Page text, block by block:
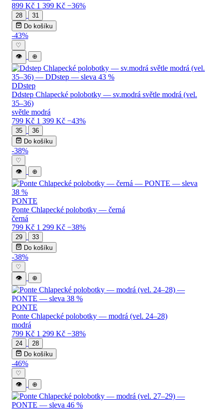
899 Kč 1 399 Kč −36%
28
31
Do košíku
-43%
♡
👁
⊕
DDstep
Ddstep Chlapecké polobotky — sv.modrá světle modrá (vel.
35–36)
světle modrá
799 Kč 1 399 Kč −43%
35
36
Do košíku
-38%
♡
👁
⊕
PONTE
Ponte Chlapecké polobotky — černá
černá
799 Kč 1 299 Kč −38%
29
33
Do košíku
-38%
♡
👁
⊕
PONTE
Ponte Chlapecké polobotky — modrá (vel. 24–28)
modrá
799 Kč 1 299 Kč −38%
24
28
Do košíku
-46%
♡
👁
⊕